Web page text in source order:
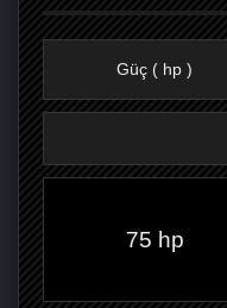
Güç ( hp )
75 hp